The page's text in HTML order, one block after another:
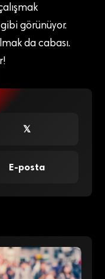
görünüyor.
da cabası.
𝕏
E-posta